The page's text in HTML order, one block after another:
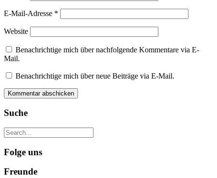
E-Mail-Adresse *
Website
Benachrichtige mich über nachfolgende Kommentare via E-
Mail.
Benachrichtige mich über neue Beiträge via E-Mail.
Suche
Folge uns
Freunde